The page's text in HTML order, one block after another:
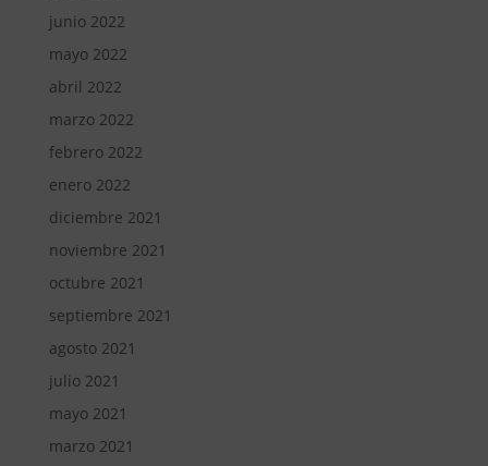
junio 2022
mayo 2022
abril 2022
marzo 2022
febrero 2022
enero 2022
diciembre 2021
noviembre 2021
octubre 2021
septiembre 2021
agosto 2021
julio 2021
mayo 2021
marzo 2021